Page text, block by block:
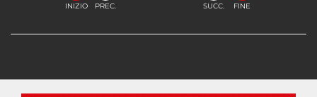
INIZIO PREC. SUCC. FINE